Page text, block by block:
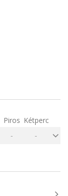
Piros Kétperc
- -